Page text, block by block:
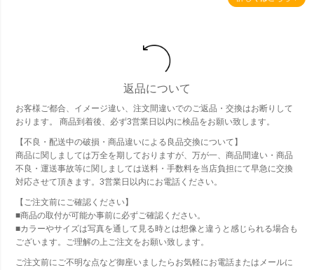
返品について
お客様ご都合、イメージ違い、注文間違いでのご返品・交換はお断りして
おります。 商品到着後、必ず3営業日以内に検品をお願い致します。
【不良・配送中の破損・商品違いによる良品交換について】
商品に関しましては万全を期しておりますが、万が一、商品間違い・商品
不良・運送事故等に関しましては送料・手数料を当店負担にて早急に交換
対応させて頂きます。3営業日以内にお電話ください。
【ご注文前にご確認ください】
■商品の取付が可能か事前に必ずご確認ください。
■カラーやサイズは写真を通して見る時とは想像と違うと感じられる場合も
ございます。ご理解の上ご注文をお願い致します。
ご注文前にご不明な点など御座いましたらお気軽にお電話またはメールに